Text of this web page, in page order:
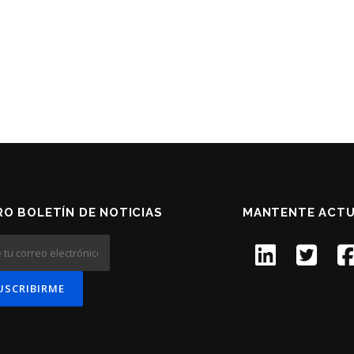
BOLETÍN DE NOTICIAS MANTENTE